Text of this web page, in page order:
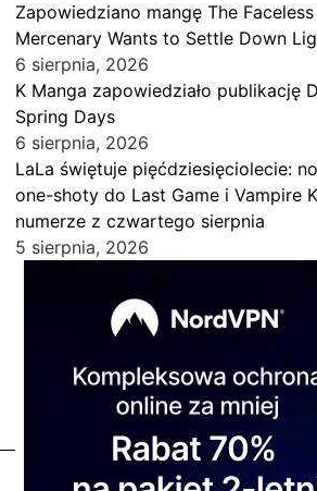
Zapowiedziano mangę The Faceless
Mercenary Wants to Settle Down
6 sierpnia, 2026
K Manga zapowiedziało publikację
Spring Days
6 sierpnia, 2026
LaLa świętuje pięćdziesięciolecie:
one-shoty do Last Game i Vampire
numerze z czwartego sierpnia
5 sierpnia, 2026